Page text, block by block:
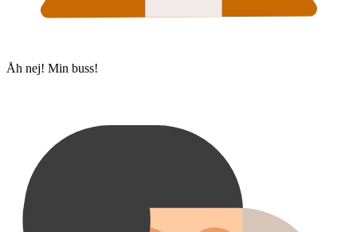
Åh nej! Min buss!